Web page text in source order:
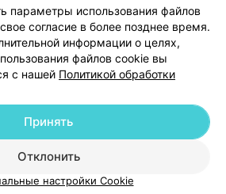
персональных данных
191700409
| 220012, Республика Беларусь,
поддержки +375 291212755
параметры использования файлов
согласие в более позднее время.
информации о целях,
файлов cookie вы
с нашей Политикой обработки
Отклонить
Принять
настройки Cookie